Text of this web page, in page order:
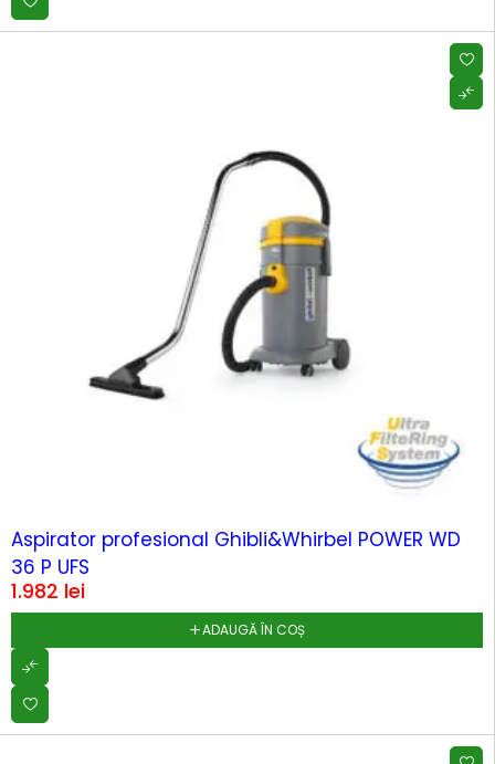
Aspirator profesional Ghibli&Whirbel POWER WD
36 P UFS
1.982 lei
ADAUGĂ ÎN COȘ